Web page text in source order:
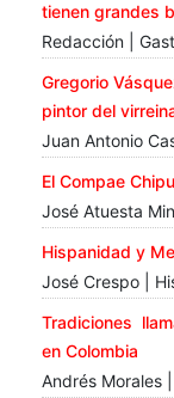
tienen grandes
Redacción |
Gregorio
pintor del
Juan Antonio
El Compae
José Atuesta
Hispanidad y
José Crespo |
Tradiciones
en Colombia
Andrés Morales